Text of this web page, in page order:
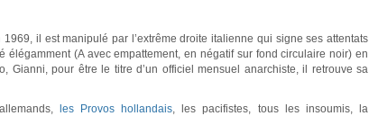
il est manipulé par l’extrême droite italienne qui signe ses attentats
élégamment (A avec empattement, en négatif sur fond circulaire noir) en
Gianni, pour être le titre d’un officiel mensuel anarchiste, il retrouve sa
les Provos hollandais, les pacifistes, tous les insoumis, la